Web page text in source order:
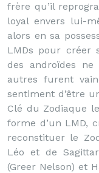
frère qu’il
loyal envers lui-
alors en sa
LMDs pour créer
des androïdes
autres furent
sentiment d’être
Clé du Zodiaque
forme d’un LMD,
reconstituer le
Léo et de
(Greer Nelson) et